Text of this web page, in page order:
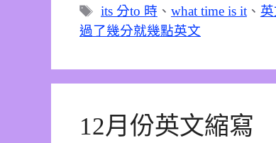
類
標
籤
its 分to 時 、 what time is it、
過了幾分就幾點英文
12月份英文縮寫